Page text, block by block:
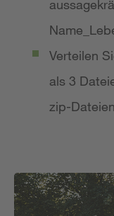
Verteilen
als 3
zip-